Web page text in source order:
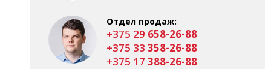
Отдел продаж:
+375 29 658-26-88
+375 33 358-26-88
+375 17 388-26-88